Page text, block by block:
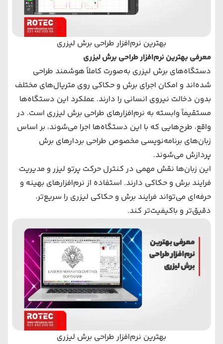
بهترین نرم‌افزار طراحی برش لیزری
معرفی بهترین نرم‌افزار طراحی برش لیزری
دستگاه‌های برش لیزری به‌صورت کاملاً هوشمند طراحی
شده‌اند و امکان اجرای برش و حکاکی روی متریال‌های مختلف
بدون دخالت نیروی انسانی را دارند. عملکرد این دستگاه‌ها
مستقیماً وابسته به نرم‌افزارهای طراحی برش لیزری است. در
واقع، طرح‌هایی که با این دستگاه‌ها اجرا می‌شوند، بر اساس
زبان‌های برنامه‌نویسی مخصوص طراحی بردارهای برش
پردازش می‌شوند.
این زبان‌ها نقش مهمی در کنترل حرکت پرتو لیزر و مدیریت
فرایند برش و حکاکی دارند. استفاده از نرم‌افزارهای بهینه و
حرفه‌ای می‌تواند فرایند برش و حکاکی لیزری را سریع‌تر،
دقیق‌تر و باکیفیت‌تر کند.
بهترین نرم‌افزار طراحی برش لیزری